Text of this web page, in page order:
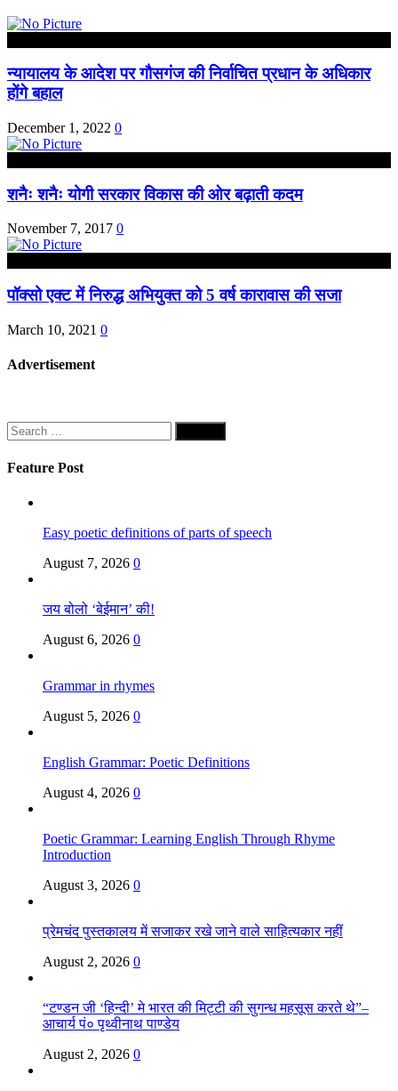
न्यायालय के आदेश पर गौसगंज की निर्वाचित प्रधान के अधिकार
होंगे बहाल
December 1, 2022 0
शनैः शनैः योगी सरकार विकास की ओर बढ़ाती कदम
November 7, 2017 0
पॉक्सो एक्ट में निरुद्ध अभियुक्त को 5 वर्ष कारावास की सजा
March 10, 2021 0
Advertisement
Search
for:
Feature Post
Easy poetic definitions of parts of speech
August 7, 2026 0
जय बोलो ‘बेईमान’ की!
August 6, 2026 0
Grammar in rhymes
August 5, 2026 0
English Grammar: Poetic Definitions
August 4, 2026 0
Poetic Grammar: Learning English Through Rhyme
Introduction
August 3, 2026 0
प्रेमचंद पुस्तकालय में सजाकर रखे जाने वाले साहित्यकार नहीं
August 2, 2026 0
“टण्डन जी ‘हिन्दी’ मे भारत की मिट्टी की सुगन्ध महसूस करते थे”–
आचार्य पं० पृथ्वीनाथ पाण्डेय
August 2, 2026 0